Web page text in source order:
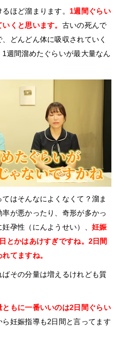
ほど溜まります。 1週間ぐらい
くと思います。 古いの死んで
どんどん体に吸収されていく
週間溜めたぐらいが最大量なん
てはそんなによくなくて？溜ま
が悪かったり、奇形が多かっ
孕性（にんようせい）、 妊娠
とかはあけすぎですね。2日間
てますね。
ばその分量は増えるけれども質
ともに一番いいのは2日間ぐらい
ら妊娠指導も2日間と言ってます